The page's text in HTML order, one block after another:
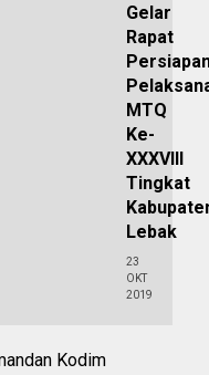
Gelar
Rapat
MTQ
Ke-
XXXVIII
Tingkat
Lebak
23
OKT
2019
Kodim